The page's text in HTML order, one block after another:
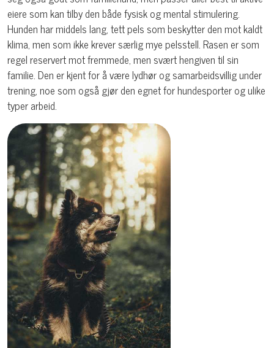
eiere som kan tilby den både fysisk og mental stimulering.
Hunden har middels lang, tett pels som beskytter den mot kaldt
klima, men som ikke krever særlig mye pelsstell. Rasen er som
regel reservert mot fremmede, men svært hengiven til sin
familie. Den er kjent for å være lydhør og samarbeidsvillig under
trening, noe som også gjør den egnet for hundesporter og ulike
typer arbeid.